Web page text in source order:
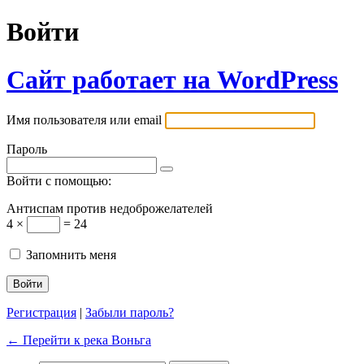
Войти
Сайт работает на WordPress
Имя пользователя или email
Пароль
Войти с помощью:
Антиспам против недоброжелателей
4 ×
= 24
Запомнить меня
Регистрация | Забыли пароль?
← Перейти к река Воньга